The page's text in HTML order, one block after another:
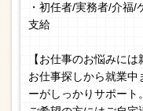
・初任者/実務者/介福
支給
【お仕事のお悩みには
お仕事探しから就業中
ーがしっかりサポート。